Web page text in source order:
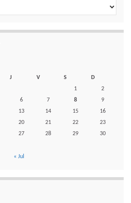
J V S
D
1
2
6 7 8
9
13 14 15
16
20 21 22
23
27 28 29
30
« Jul